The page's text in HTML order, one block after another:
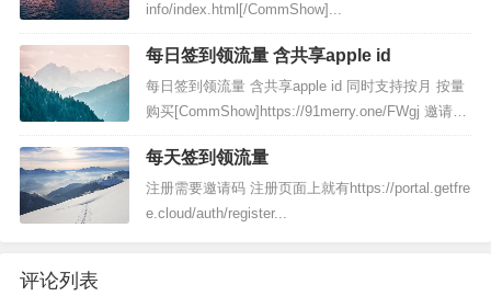
info/index.html[/CommShow]...
每日签到领流量 含共享apple id
每日签到领流量 含共享apple id 同时支持按月 按量
购买[CommShow]https://91merry.one/FWgj 邀请
码：FWgj备用地址：thesixshadow.comhttps://githu
b.com/9...
每天签到领流量
注册需要邀请码 注册页面上就有https://portal.getfre
e.cloud/auth/register...
评论列表